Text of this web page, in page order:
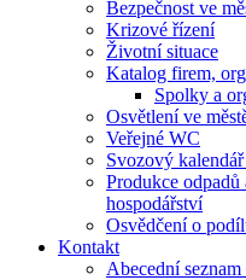
Bezpečnost ve
Krizové řízení
Životní situace
Katalog firem,
Spolky a
Osvětlení ve
Veřejné WC
Svozový
Produkce
hospodářství
Osvědčení o
Kontakt
Abecední seznam